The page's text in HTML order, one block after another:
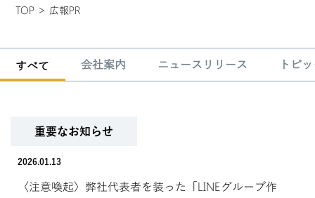
TOP > 広報PR
すべて 会社案内 ニュースリリース トピ
重要なお知らせ
2026.01.13
〈注意喚起〉弊社代表者を装った「LINEグループ作